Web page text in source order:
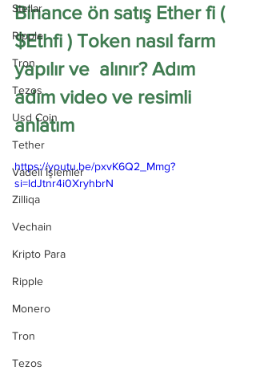
Stellar
Ripple
Tron
Tezos
Usd Coin
Tether
Vadeli İşlemler
Zilliqa
Vechain
Kripto Para
Ripple
Monero
Tron
Tezos
Binance ön satış Ether fi (
$Ethfi ) Token nasıl farm
yapılır ve  alınır? Adım
adım video ve resimli
anlatım
https://youtu.be/pxvK6Q2_Mmg?
si=ldJtnr4i0XryhbrN